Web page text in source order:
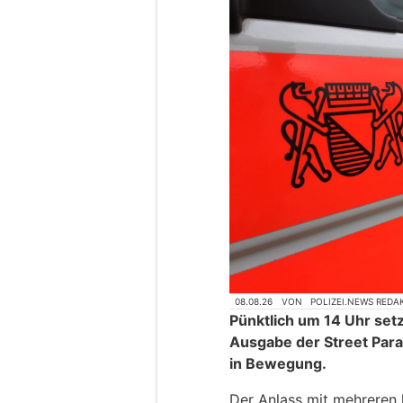
08.08.26 VON POLIZEI.NEWS
Pünktlich um 14 Uhr
Ausgabe der Street
in Bewegung.
Der Anlass mit